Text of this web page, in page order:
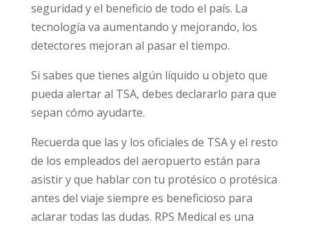
seguridad y el beneficio de todo el país. La
tecnología va aumentando y mejorando, los
detectores mejoran al pasar el tiempo.
Si sabes que tienes algún líquido u objeto que
pueda alertar al TSA, debes declararlo para que
sepan cómo ayudarte.
Recuerda que las y los oficiales de TSA y el resto
de los empleados del aeropuerto están para
asistir y que hablar con tu protésico o protésica
antes del viaje siempre es beneficioso para
aclarar todas las dudas. RPS Medical es una